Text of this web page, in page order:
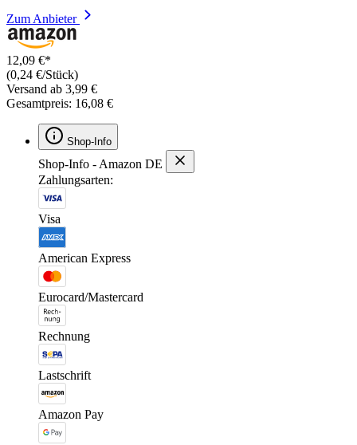
Zum Anbieter
12,09 €*
(0,24 €/Stück)
Versand ab 3,99 €
Gesamtpreis: 16,08 €
Shop-Info
Shop-Info - Amazon DE
Zahlungsarten:
Visa
American Express
Eurocard/Mastercard
Rechnung
Lastschrift
Amazon Pay